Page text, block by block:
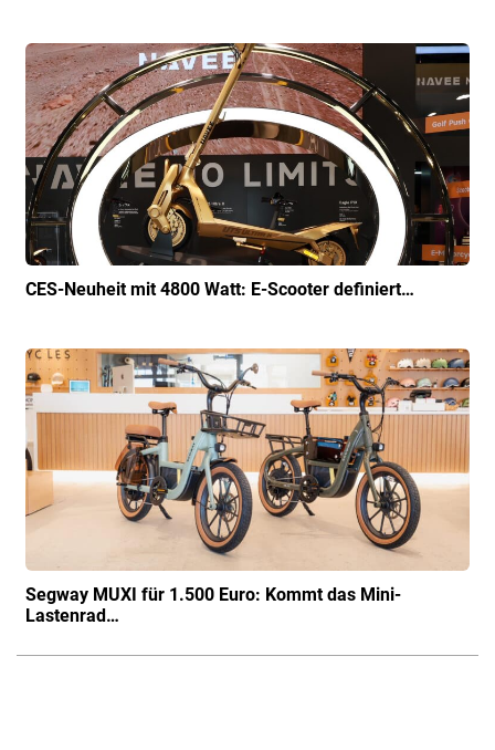
CES-Neuheit mit 4800 Watt: E-Scooter definiert…
Segway MUXI für 1.500 Euro: Kommt das Mini-
Lastenrad…